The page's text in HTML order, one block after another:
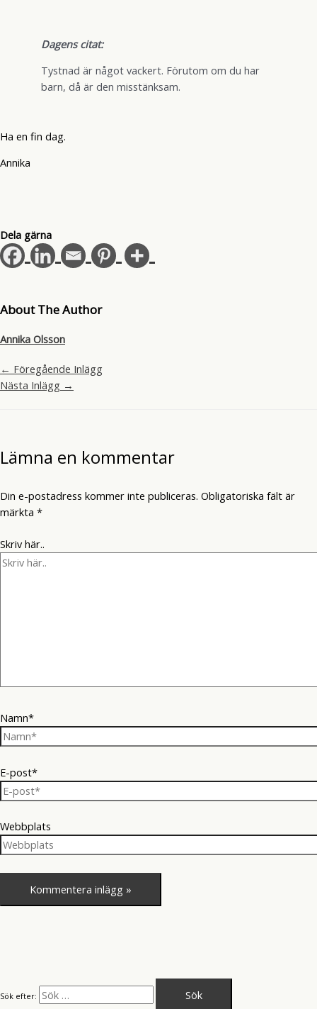
Dagens citat:
Tystnad är något vackert. Förutom om du har
barn, då är den misstänksam.
Ha en fin dag.
Annika
Dela gärna
About The Author
Annika Olsson
← Föregående Inlägg
Nästa Inlägg →
Lämna en kommentar
Din e-postadress kommer inte publiceras. Obligatoriska fält är
märkta *
Skriv här..
Namn*
E-post*
Webbplats
Sök efter: